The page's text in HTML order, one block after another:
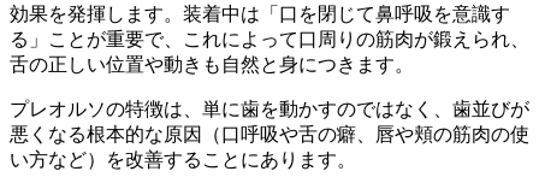
効果を発揮します。装着中は「口を閉じて鼻呼吸を意識す
る」ことが重要で、これによって口周りの筋肉が鍛えられ、
舌の正しい位置や動きも自然と身につきます。
プレオルソの特徴は、単に歯を動かすのではなく、歯並びが
悪くなる根本的な原因（口呼吸や舌の癖、唇や頬の筋肉の使
い方など）を改善することにあります。